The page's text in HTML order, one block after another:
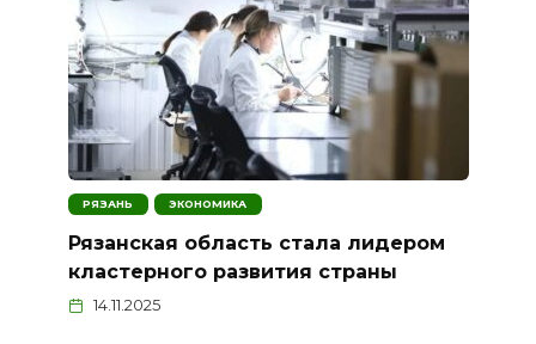
РЯЗАНЬ ЭКОНОМИКА
Рязанская область стала лидером
кластерного развития страны
14.11.2025